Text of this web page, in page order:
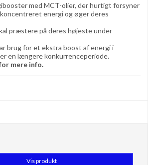
med MCT-olier, der hurtigt forsyner
energi og øger deres
præstere på deres højeste under
brug for et ekstra boost af energi i
en længere konkurrenceperiode.
mere info.
Vis produkt